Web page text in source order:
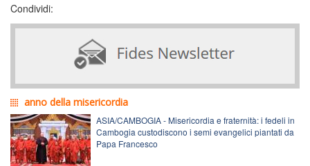
Condividi:
anno della misericordia
ASIA/CAMBOGIA - Misericordia e fraternità: i fedeli in
Cambogia custodiscono i semi evangelici piantati da
Papa Francesco